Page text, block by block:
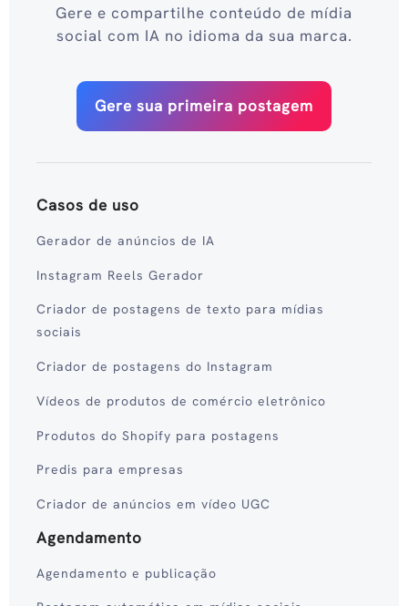
Gere e compartilhe conteúdo de mídia
social com IA no idioma da sua marca.
Gere sua primeira postagem
Casos de uso
Gerador de anúncios de IA
Instagram Reels Gerador
Criador de postagens de texto para mídias
sociais
Criador de postagens do Instagram
Vídeos de produtos de comércio eletrônico
Produtos do Shopify para postagens
Predis para empresas
Criador de anúncios em vídeo UGC
Agendamento
Agendamento e publicação